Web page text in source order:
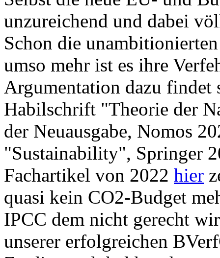
unzureichend und dabei
Schon die
umso mehr ist es ihre
Argumentation dazu
Habilschrift "Theorie der
der Neuausgabe, Nomos
"Sustainability", Springer
Fachartikel von 2022 hier
quasi kein CO2-Budget
IPCC dem nicht gerecht
unserer erfolgreichen